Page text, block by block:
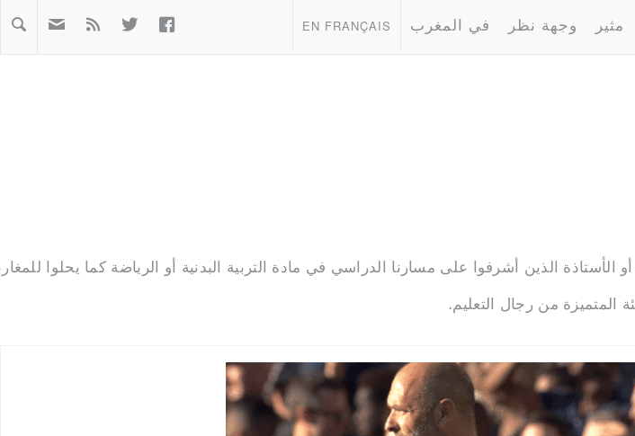
مثير وجهة نظر في المغرب EN FRANÇAIS
  
%d8%a7%d9%84%d9%85%d8%ba%d8%b1%d8%a8/
الذين أشرفوا على مسارنا الدراسي في مادة التربية البدنية أو الرياضة كما يحلوا
المتميزة من رجال التعليم.